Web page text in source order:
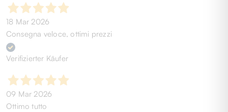
18 Mar 2026
Consegna veloce, ottimi prezzi
Verifizierter Käufer
09 Mar 2026
Ottimo tutto